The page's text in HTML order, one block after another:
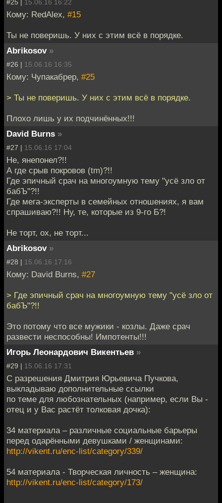
#25 | 15.06.16 16:22
Кому: RedAlex, #15
Ты не поверишь. У них с этим всё в порядке.
Abrikosov »
#26 | 15.06.16 16:35
Кому: Чупакабрер, #25
> Ты не поверишь. У них с этим всё в порядке.
Плохо лишь у их подчинённых!!!
David Burns »
#27 | 15.06.16 17:04
Не, янепонел?!!
А где срыв покровов (tm)?!!
Где эпичный срач на многоумную тему "усё зло от
бабЪ"?!!
Где мега-эксперты в семейных отношениях, я вам
спрашиваю?!! Ну, те, которые из 9-го Б?!
Не торт, ох, не торт...
Abrikosov »
#28 | 15.06.16 17:16
Кому: David Burns, #27
> Где эпичный срач на многоумную тему "усё зло от
бабЪ"?!!
Это потому что все мужики - козлы. Даже срач
развести неспособны! Импотенты!!!
Игорь Леонардович Викентьев »
#29 | 15.06.16 17:31
С разрешения Дмитрия Юрьевича Пучкова,
выкладываю дополнительные ссылки
по теме для любознательных (например, если Вы -
отец и у Вас растёт толковая дочка):
34 материала – различные социальные барьеры
перед одарёнными девушками / женщинами:
http://vikent.ru/enc-list/category/339/
54 материала - Творческая личность – женщина:
http://vikent.ru/enc-list/category/173/